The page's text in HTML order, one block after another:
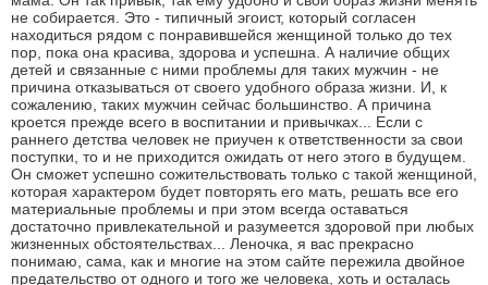
не собирается. Это - типичный эгоист, который согласен
находиться рядом с понравившейся женщиной только до тех
пор, пока она красива, здорова и успешна. А наличие общих
детей и связанные с ними проблемы для таких мужчин - не
причина отказываться от своего удобного образа жизни. И, к
сожалению, таких мужчин сейчас большинство. А причина
кроется прежде всего в воспитании и привычках... Если с
раннего детства человек не приучен к ответственности за свои
поступки, то и не приходится ожидать от него этого в будущем.
Он сможет успешно сожительствовать только с такой женщиной,
которая характером будет повторять его мать, решать все его
материальные проблемы и при этом всегда оставаться
достаточно привлекательной и разумеется здоровой при любых
жизненных обстоятельствах... Леночка, я вас прекрасно
понимаю, сама, как и многие на этом сайте пережила двойное
предательство от одного и того же человека, хоть и осталась